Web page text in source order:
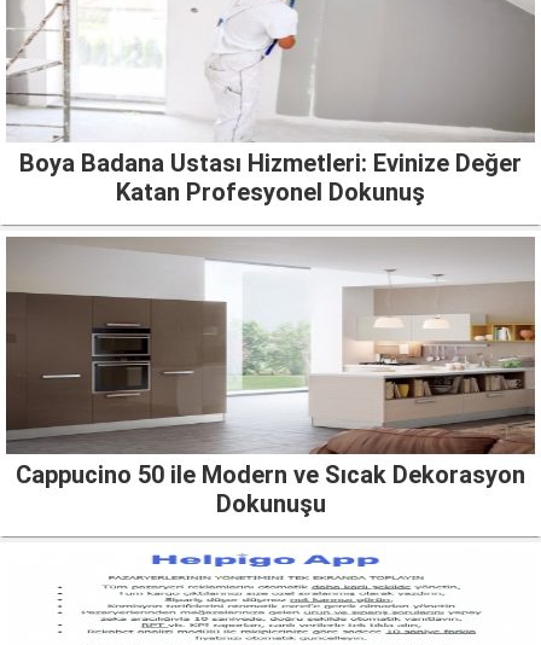
Boya Badana Ustası Hizmetleri: Evinize Değer
Katan Profesyonel Dokunuş
Cappucino 50 ile Modern ve Sıcak Dekorasyon
Dokunuşu